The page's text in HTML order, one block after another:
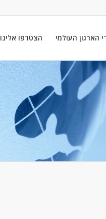
הארגון העולמי הצטרפו אלינו